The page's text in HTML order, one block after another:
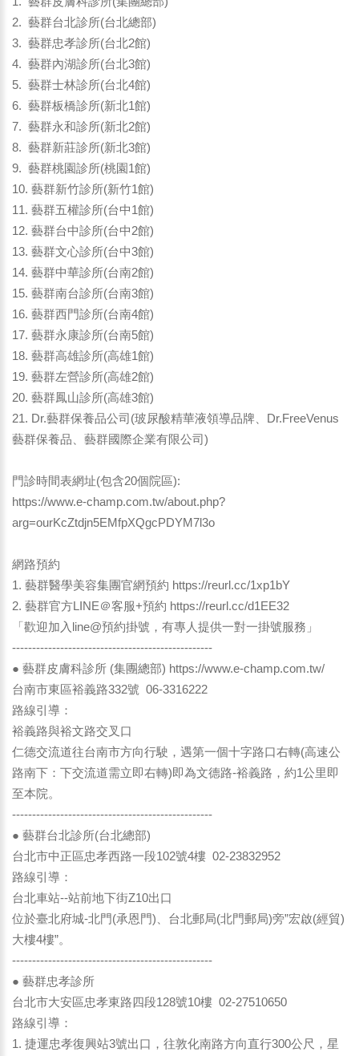
2. 藝群台北診所(台北總部)
3. 藝群忠孝診所(台北2館)
4. 藝群內湖診所(台北3館)
5. 藝群士林診所(台北4館)
6. 藝群板橋診所(新北1館)
7. 藝群永和診所(新北2館)
8. 藝群新莊診所(新北3館)
9. 藝群桃園診所(桃園1館)
10. 藝群新竹診所(新竹1館)
11. 藝群五權診所(台中1館)
12. 藝群台中診所(台中2館)
13. 藝群文心診所(台中3館)
14. 藝群中華診所(台南2館)
15. 藝群南台診所(台南3館)
16. 藝群西門診所(台南4館)
17. 藝群永康診所(台南5館)
18. 藝群高雄診所(高雄1館)
19. 藝群左營診所(高雄2館)
20. 藝群鳳山診所(高雄3館)
21. Dr.藝群保養品公司(玻尿酸精華液領導品牌、Dr.FreeVenus
藝群保養品、藝群國際企業有限公司)
門診時間表網址(包含20個院區):
https://www.e-champ.com.tw/about.php?
arg=ourKcZtdjn5EMfpXQgcPDYM7l3o
網路預約
1. 藝群醫學美容集團官網預約 https://reurl.cc/1xp1bY
2. 藝群官方LINE＠客服+預約 https://reurl.cc/d1EE32
「歡迎加入line@預約掛號，有專人提供一對一掛號服務」
--------------------------------------------------
● 藝群皮膚科診所 (集團總部) https://www.e-champ.com.tw/
台南市東區裕義路332號 06-3316222
路線引導：
裕義路與裕文路交叉口
仁德交流道往台南市方向行駛，遇第一個十字路口右轉(高速公
路南下：下交流道需立即右轉)即為文德路-裕義路，約1公里即
至本院。
--------------------------------------------------
● 藝群台北診所(台北總部)
台北市中正區忠孝西路一段102號4樓 02-23832952
路線引導：
台北車站--站前地下街Z10出口
位於臺北府城-北門(承恩門)、台北郵局(北門郵局)旁”宏啟(經貿)
大樓4樓”。
--------------------------------------------------
● 藝群忠孝診所
台北市大安區忠孝東路四段128號10樓 02-27510650
路線引導：
1. 捷運忠孝復興站3號出口，往敦化南路方向直行300公尺，星